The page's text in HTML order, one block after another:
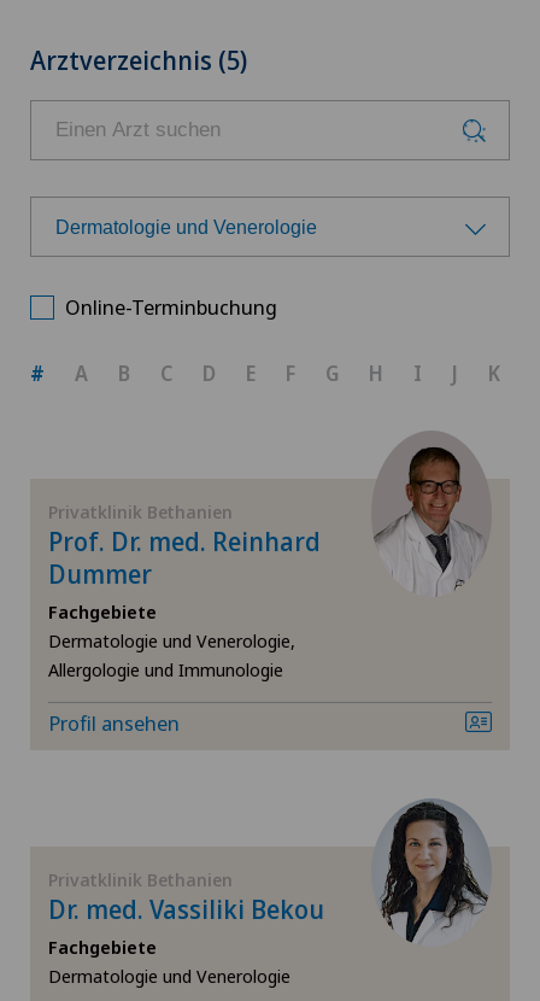
Arztverzeichnis (5)
Dermatologie und Venerologie
Anästhesiologie
Andrologie
Angiologie
Augenchirurgie
Bänderriss / Bandverletzung
Online-Terminbuchung
# A B C D E F G H I J K
Privatklinik Bethanien
Prof. Dr. med. Reinhard
Dummer
Fachgebiete
Dermatologie und Venerologie,
Allergologie und Immunologie
Profil ansehen
Privatklinik Bethanien
Dr. med. Vassiliki Bekou
Fachgebiete
Dermatologie und Venerologie